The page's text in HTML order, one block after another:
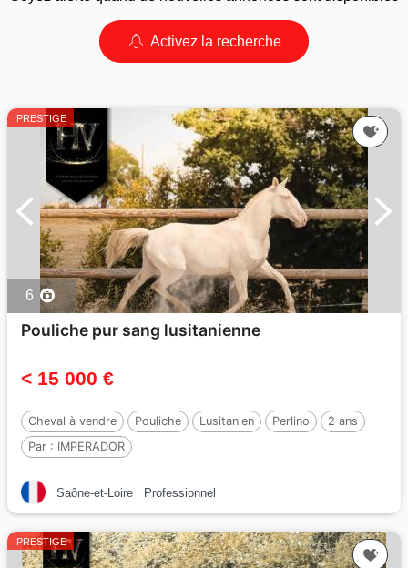
Activez la recherche
PRESTIGE
6
Pouliche pur sang lusitanienne
< 15 000 €
Cheval à vendre Pouliche Lusitanien Perlino
2 ans
Par : IMPERADOR
Saône-et-Loire Professionnel
PRESTIGE